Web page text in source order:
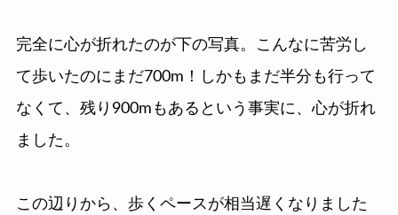
完全に心が折れたのが下の写真。こんなに苦労し
て歩いたのにまだ700m！しかもまだ半分も行って
なくて、残り900mもあるという事実に、心が折れ
ました。
この辺りから、歩くペースが相当遅くなりました